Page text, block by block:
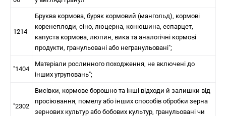
1214
Бруква кормова, буряк кормовий (мангольд), кормові
коренеплоди, сіно, люцерна, конюшина, еспарцет,
капуста кормова, люпин, вика та аналогічні кормові
продукти, гранульовані або негранульовані";
"1404
Матеріали рослинного походження, не включені до
інших угруповань";
"2302
Висівки, кормове борошно та інші відходи й залишки від
просіювання, помелу або інших способів обробки зерна
зернових культур або бобових культур, гранульовані чи